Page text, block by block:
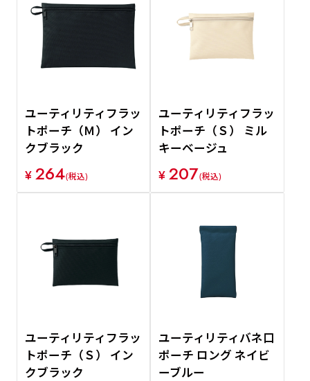
ユーティリティフラッ
トポーチ（Ｍ） イン
クブラック
¥ 264(税込)
ユーティリティフラッ
トポーチ（Ｓ） ミル
キーベージュ
¥ 207(税込)
ユーティリティフラッ
トポーチ（Ｓ） イン
クブラック
ユーティリティバネ口
ポーチ ロング ネイビ
ーブルー